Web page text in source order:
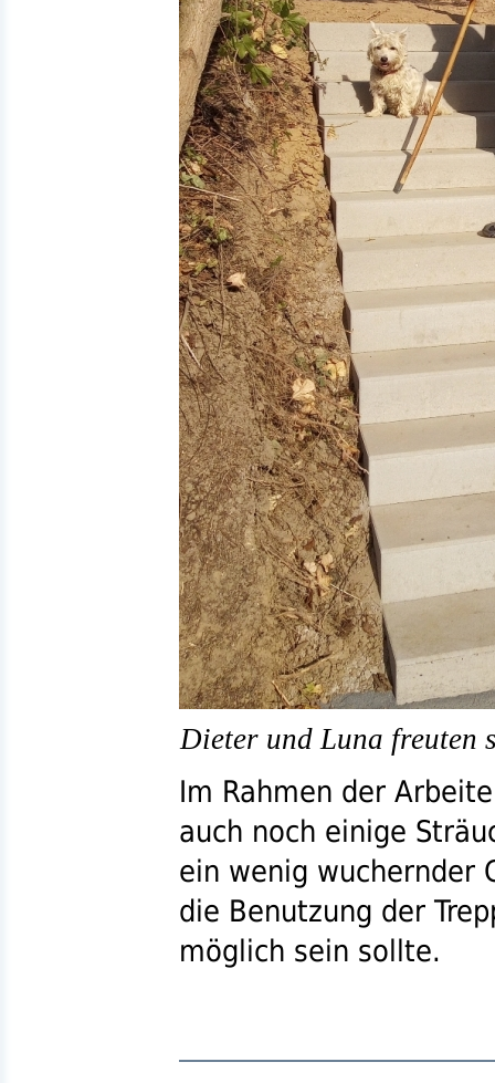
Dieter und Luna freuten
Im Rahmen der
auch noch einige
ein wenig wuchernder
die Benutzung der
möglich sein sollte.